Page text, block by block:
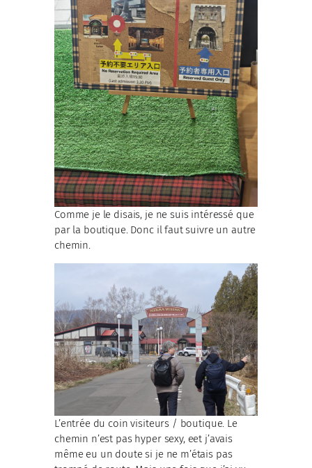
Comme je le disais, je ne suis intéressé que
par la boutique. Donc il faut suivre un autre
chemin.
L’entrée du coin visiteurs / boutique. Le
chemin n’est pas hyper sexy, eet j’avais
même eu un doute si je ne m’étais pas